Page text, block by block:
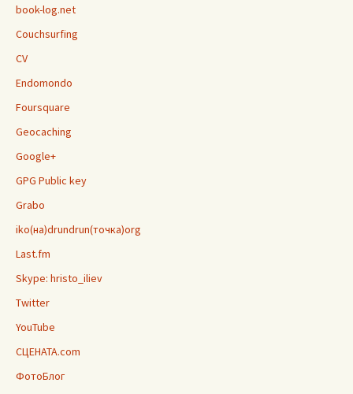
book-log.net
Couchsurfing
CV
Endomondo
Foursquare
Geocaching
Google+
GPG Public key
Grabo
iko(на)drundrun(точка)org
Last.fm
Skype: hristo_iliev
Twitter
YouTube
СЦЕНАТА.com
ФотоБлог